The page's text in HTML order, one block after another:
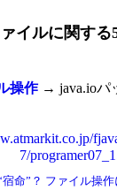
イルに関する
操作→ java.ioパ
宿命”？ ファイル操